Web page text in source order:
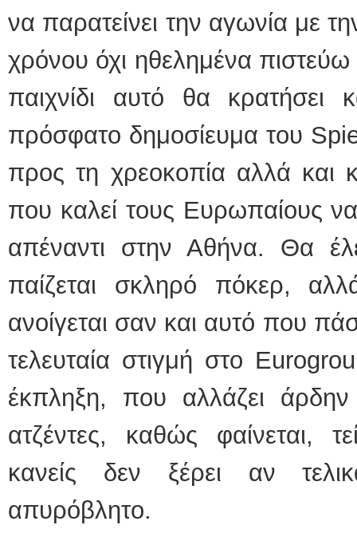
να παρατείνει την αγωνία με
χρόνου όχι ηθελημένα
παιχνίδι αυτό θα
πρόσφατο δημοσίευμα του
προς τη χρεοκοπία αλλά και
που καλεί τους Ευρωπαίους
απέναντι στην Αθήνα. Θα
παίζεται σκληρό πόκερ,
ανοίγεται σαν και αυτό που
τελευταία στιγμή στο
έκπληξη, που αλλάζει
ατζέντες, καθώς φαίνεται,
κανείς δεν ξέρει αν
απυρόβλητο.